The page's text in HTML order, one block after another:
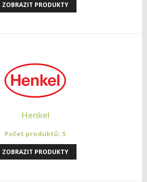
ZOBRAZIT PRODUKTY
Henkel
Počet produktů: 5
ZOBRAZIT PRODUKTY